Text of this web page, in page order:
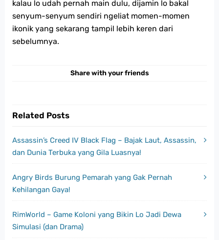
kalau lo udah pernah main dulu, dijamin lo bakal
senyum-senyum sendiri ngeliat momen-momen
ikonik yang sekarang tampil lebih keren dari
sebelumnya.
Share with your friends
Related Posts
Assassin’s Creed IV Black Flag – Bajak Laut, Assassin,
dan Dunia Terbuka yang Gila Luasnya!
Angry Birds Burung Pemarah yang Gak Pernah
Kehilangan Gaya!
RimWorld – Game Koloni yang Bikin Lo Jadi Dewa
Simulasi (dan Drama)